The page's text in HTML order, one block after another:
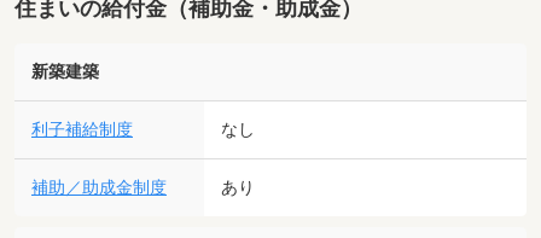
住まいの給付金（補助金・助成金）
新築建築
利子補給制度 なし
補助／助成金制度 あり